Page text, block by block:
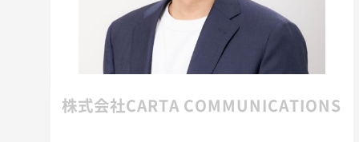
株式会社CARTA COMMUNICATIONS